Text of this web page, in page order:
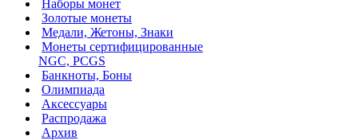
Наборы монет
Золотые монеты
Медали, Жетоны, Знаки
Монеты сертифицированные
NGC, PCGS
Банкноты, Боны
Олимпиада
Аксессуары
Распродажа
Архив